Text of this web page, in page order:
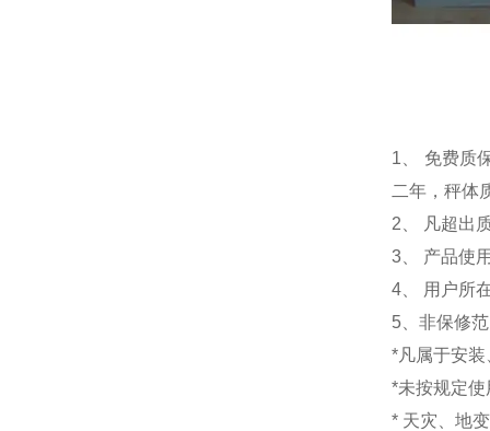
1 、 免费
二年，秤体
2、 凡超出
3、 产品使
4、 用户所
5、非保修
*凡属于安
*未按规定
* 天灾、地